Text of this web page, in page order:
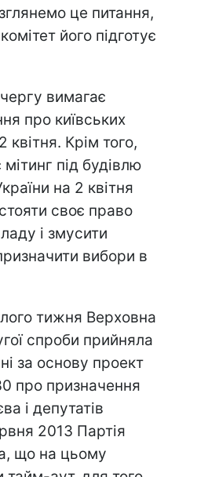
це питання,
його підготує
вимагає
про київських
квітня. Крім того,
під будівлю
на 2 квітня
своє право
і змусити
вибори в
тижня Верховна
спроби прийняла
за основу проект
про призначення
і депутатів
2013 Партія
що на цьому